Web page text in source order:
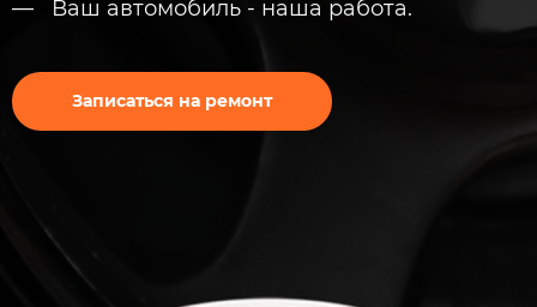
Ваш автомобиль - наша работа.
Записаться на ремонт